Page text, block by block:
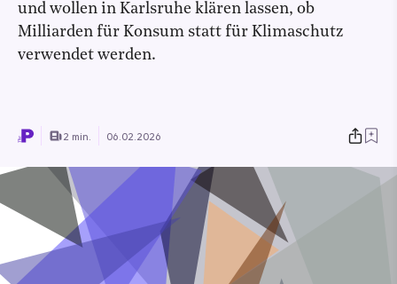
und wollen in Karlsruhe klären lassen, ob
Milliarden für Konsum statt für Klimaschutz
verwendet werden.
2 min. 06.02.2026